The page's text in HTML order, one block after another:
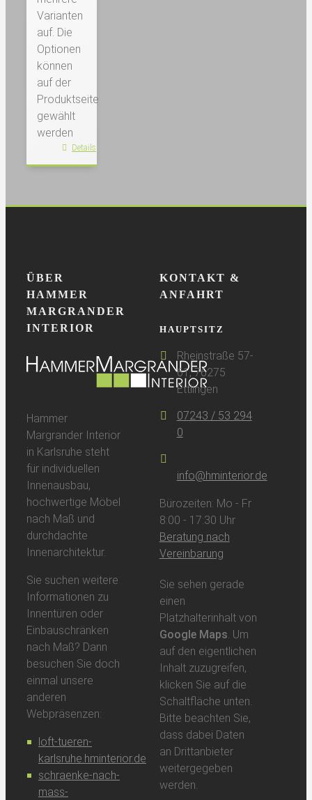
Varianten
auf. Die
Optionen
können
auf der
Produktseite
gewählt
werden
Details
ÜBER
HAMMER
MARGRANDER
INTERIOR
Hammer
Margrander Interior
in Karlsruhe steht
für individuellen
Innenausbau,
hochwertige Möbel
nach Maß und
durchdachte
Innenarchitektur.
Sie suchen weitere
Informationen zu
Innentüren oder
Einbauschränken
nach Maß? Dann
besuchen Sie doch
einmal unsere
anderen
Webpräsenzen:
loft-tueren-
karlsruhe.hminterior.de
schraenke-nach-
mass-
KONTAKT &
ANFAHRT
HAUPTSITZ
Rheinstraße 57-
61, 76275
Ettlingen
07243 / 53 294
0
info@hminterior.de
Bürozeiten: Mo - Fr
8:00 - 17:30 Uhr
Beratung nach
Vereinbarung
Sie sehen gerade
einen
Platzhalterinhalt von
Google Maps. Um
auf den eigentlichen
Inhalt zuzugreifen,
klicken Sie auf die
Schaltfläche unten.
Bitte beachten Sie,
dass dabei Daten
an Drittanbieter
weitergegeben
werden.